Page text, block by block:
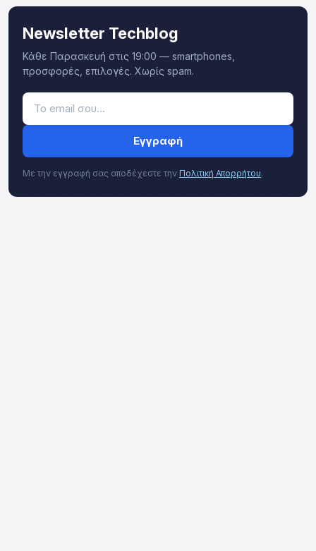
Newsletter Techblog
Κάθε Παρασκευή στις 19:00 — smartphones,
προσφορές, επιλογές. Χωρίς spam.
Εγγραφή
Με την εγγραφή σας αποδέχεστε την Πολιτική Απορρήτου.